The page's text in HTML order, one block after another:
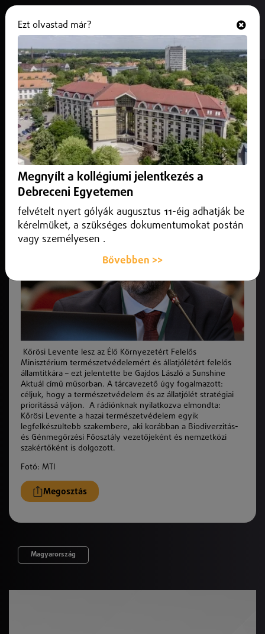
Gajdos László újabb államtitkárt
mutatott be
2026. május 15.Belföld
Kőrösi Levente lesz az Élő Környezetért Felelős
államtitkára – ezt jelentette be Gajdos László a Sunshine
Aktuál című műsorban.
Kőrösi Levente lesz az Élő Környezetért Felelős
Minisztérium természetvédelemért és állatjólétért felelős
államtitkára – ezt jelentette be Gajdos László a Sunshine
Aktuál című műsorban. A tárcavezető úgy fogalmazott:
céljuk, hogy a természetvédelem és az állatjólét stratégiai
prioritássá váljon. A rádiónknak nyilatkozva elmondta:
Kőrösi Levente a hazai természetvédelem egyik
legfelkészültebb szakembere, aki korábban a Biodiverzitás-
és Génmegőrzési Főosztály vezetőjeként és nemzetközi
szakértőként is dolgozott.
Fotó: MTI
Megosztás
Magyarország
Ezt olvastad már?
Megnyílt a kollégiumi jelentkezés a
Debreceni Egyetemen
felvételt nyert gólyák augusztus 11-éig adhatják be
kérelmüket, a szükséges dokumentumokat postán
vagy személyesen .
Bővebben >>